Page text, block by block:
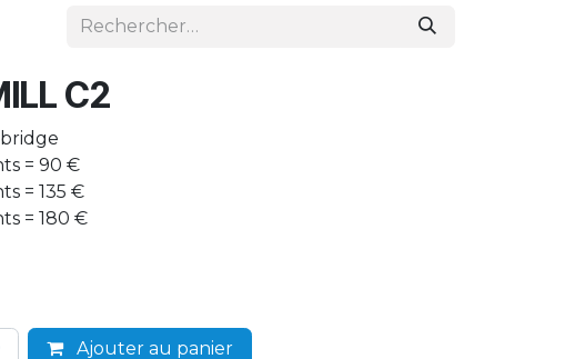
C2
= 90 €
= 135 €
= 180 €
Ajouter au panier